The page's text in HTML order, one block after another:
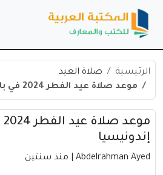
الرئيسية
صلاة العيد
موعد صلاة عيد الفطر 2024 في بادانغ | إندونيسيا
إندونيسيا
Abdelrahman Ayed | منذ سنتين